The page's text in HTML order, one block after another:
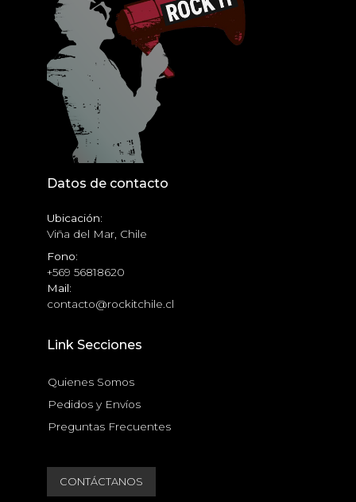
Datos de contacto
Ubicación:
Viña del Mar, Chile
Fono:
+569 56818620
Mail:
contacto@rockitchile.cl
Link Secciones
Quienes Somos
Pedidos y Envíos
Preguntas Frecuentes
CONTÁCTANOS